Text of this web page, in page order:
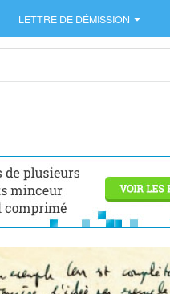
LETTRE DE DÉMISSION